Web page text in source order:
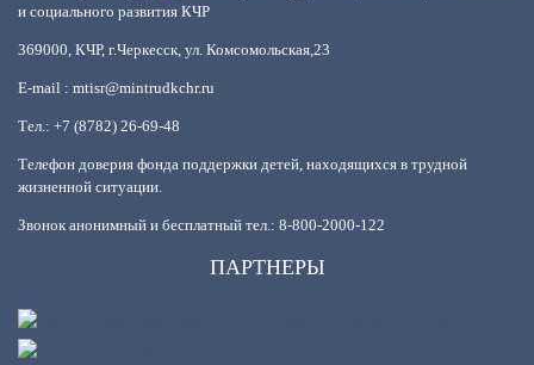
и социального развития КЧР
369000, КЧР, г.Черкесск, ул. Комсомольская,23
E-mail : mtisr@mintrudkchr.ru
Тел.: +7 (8782) 26-69-48
Телефон доверия фонда поддержки детей, находящихся в трудной
жизненной ситуации.
Звонок анонимный и бесплатный тел.: 8-800-2000-122
ПАРТНЕРЫ